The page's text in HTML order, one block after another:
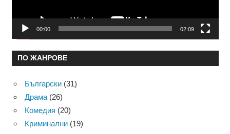
00:00 02:09
ПО ЖАНРОВЕ
Български (31)
Драма (26)
Комедия (20)
Криминални (19)